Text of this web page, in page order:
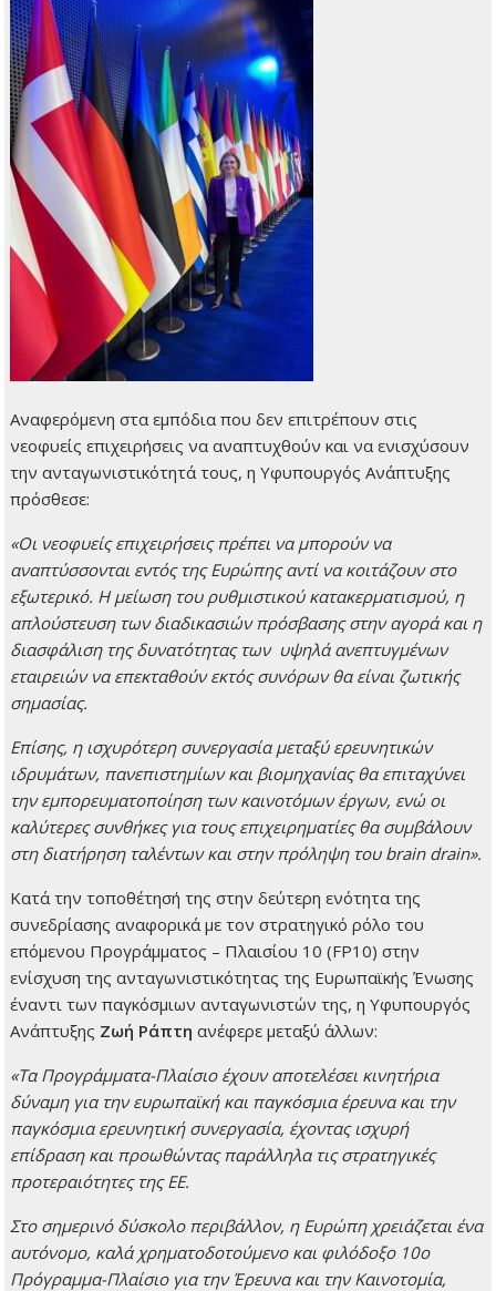
Αναφερόμενη στα εμπόδια που δεν επιτρέπουν στις
νεοφυείς επιχειρήσεις να αναπτυχθούν και να ενισχύσουν
την ανταγωνιστικότητά τους, η Υφυπουργός Ανάπτυξης
πρόσθεσε:
«Οι νεοφυείς επιχειρήσεις πρέπει να μπορούν να
αναπτύσσονται εντός της Ευρώπης αντί να κοιτάζουν στο
εξωτερικό. Η μείωση του ρυθμιστικού κατακερματισμού, η
απλούστευση των διαδικασιών πρόσβασης στην αγορά και η
διασφάλιση της δυνατότητας των υψηλά ανεπτυγμένων
εταιρειών να επεκταθούν εκτός συνόρων θα είναι ζωτικής
σημασίας.
Επίσης, η ισχυρότερη συνεργασία μεταξύ ερευνητικών
ιδρυμάτων, πανεπιστημίων και βιομηχανίας θα επιταχύνει
την εμπορευματοποίηση των καινοτόμων έργων, ενώ οι
καλύτερες συνθήκες για τους επιχειρηματίες θα συμβάλουν
στη διατήρηση ταλέντων και στην πρόληψη του brain drain».
Κατά την τοποθέτησή της στην δεύτερη ενότητα της
συνεδρίασης αναφορικά με τον στρατηγικό ρόλο του
επόμενου Προγράμματος – Πλαισίου 10 (FP10) στην
ενίσχυση της ανταγωνιστικότητας της Ευρωπαϊκής Ένωσης
έναντι των παγκόσμιων ανταγωνιστών της, η Υφυπουργός
Ανάπτυξης Ζωή Ράπτη ανέφερε μεταξύ άλλων:
«Τα Προγράμματα-Πλαίσιο έχουν αποτελέσει κινητήρια
δύναμη για την ευρωπαϊκή και παγκόσμια έρευνα και την
παγκόσμια ερευνητική συνεργασία, έχοντας ισχυρή
επίδραση και προωθώντας παράλληλα τις στρατηγικές
προτεραιότητες της ΕΕ.
Στο σημερινό δύσκολο περιβάλλον, η Ευρώπη χρειάζεται ένα
αυτόνομο, καλά χρηματοδοτούμενο και φιλόδοξο 10ο
Πρόγραμμα-Πλαίσιο για την Έρευνα και την Καινοτομία,